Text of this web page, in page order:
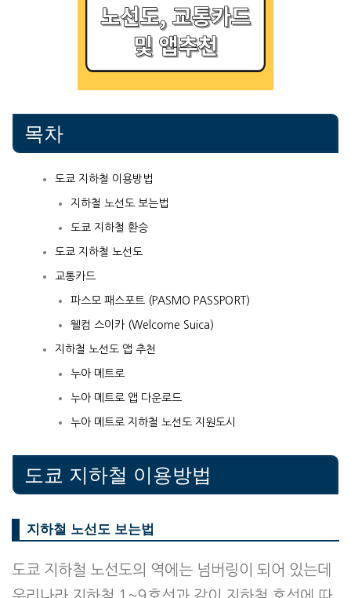
목차
도쿄 지하철 이용방법
지하철 노선도 보는법
도쿄 지하철 환승
도쿄 지하철 노선도
교통카드
파스모 패스포트 (PASMO PASSPORT)
웰컴 스이카 (Welcome Suica)
지하철 노선도 앱 추천
누아 메트로
누아 메트로 앱 다운로드
누아 메트로 지하철 노선도 지원도시
도쿄 지하철 이용방법
지하철 노선도 보는법
도쿄 지하철 노선도의 역에는 넘버링이 되어 있는데